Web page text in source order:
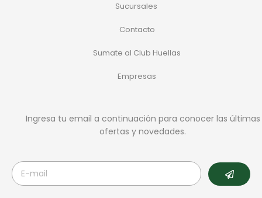
Sucursales
Contacto
Sumate al Club Huellas
Empresas
Ingresa tu email a continuación para conocer las últimas
ofertas y novedades.